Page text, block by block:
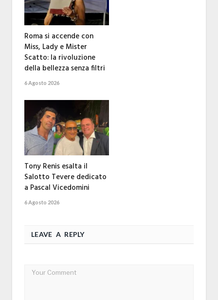
Roma si accende con
Miss, Lady e Mister
Scatto: la rivoluzione
della bellezza senza filtri
6 Agosto 2026
Tony Renis esalta il
Salotto Tevere dedicato
a Pascal Vicedomini
6 Agosto 2026
LEAVE A REPLY